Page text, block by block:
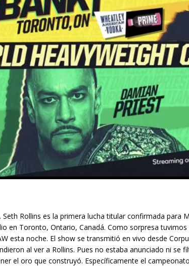
Seth Rollins es la primera lucha titular confirmada para
en Toronto, Ontario, Canadá. Como sorpresa
esta noche. El show se transmitió en vivo desde
al ver a Rollins. Pues no estaba anunciado ni se
el oro que construyó. Específicamente el